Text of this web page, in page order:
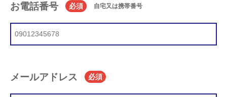
お電話番号 必須 自宅又は携帯番号
メールアドレス 必須